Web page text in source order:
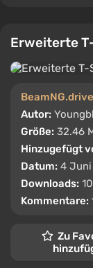
Erweiterte
BeamNG.drive
Autor:
Größe: 32.46
Hinzugefügt
Datum: 4
Downloads:
Kommentare:
Zu